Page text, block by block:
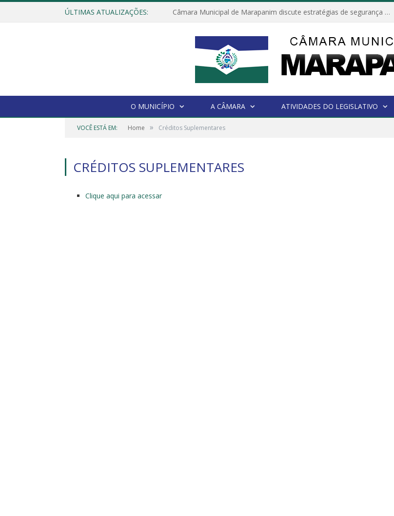
ÚLTIMAS ATUALIZAÇÕES: Câmara Municipal de Marapanim discute estratégias de segurança com autoridades e poder executivo
O MUNICÍPIO A CÂMARA ATIVIDADES DO LEGISLATIVO
VOCÊ ESTÁ EM: Home » Créditos Suplementares
CRÉDITOS SUPLEMENTARES
Clique aqui para acessar